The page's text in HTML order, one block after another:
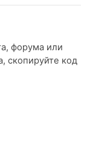
форума или
скопируйте код